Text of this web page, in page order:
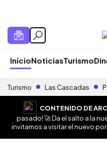
InicioNoticiasTurismo
Turismo Las Cascadas
CONTENIDO DE
pasado! 🚀 Da el salto a la
invitamos a visitar el nuevo